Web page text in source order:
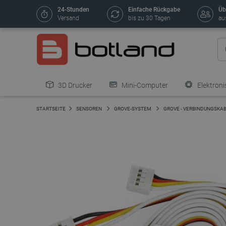
24-Stunden
Versand
Einfache Rückgabe
bis zu 30 Tagen
3D Drucker Mini-Computer
STARTSEITE SENSOREN GROVE-SYSTEM GROVE -